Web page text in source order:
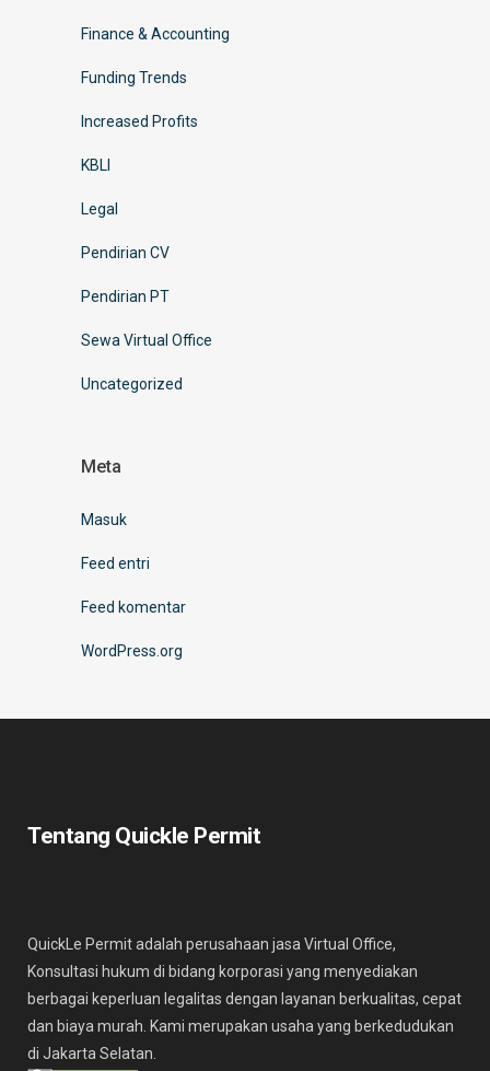
Finance & Accounting
Funding Trends
Increased Profits
KBLI
Legal
Pendirian CV
Pendirian PT
Sewa Virtual Office
Uncategorized
Meta
Masuk
Feed entri
Feed komentar
WordPress.org
Tentang Quickle Permit
QuickLe Permit adalah perusahaan jasa Virtual Office,
Konsultasi hukum di bidang korporasi yang menyediakan
berbagai keperluan legalitas dengan layanan berkualitas, cepat
dan biaya murah. Kami merupakan usaha yang berkedudukan
di Jakarta Selatan.